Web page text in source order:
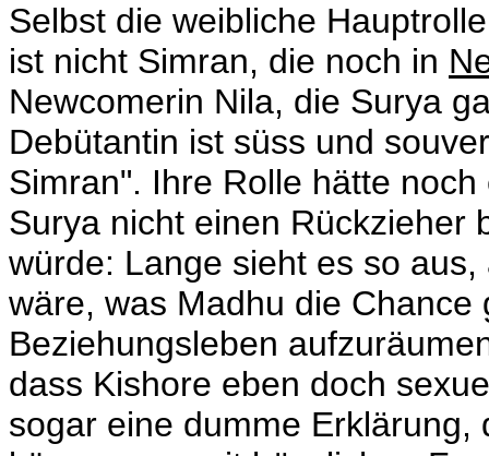
Selbst die weibliche
ist nicht Simran, die noch in
Newcomerin Nila, die Surya
Debütantin ist süss und
Simran". Ihre Rolle hätte
Surya nicht einen Rückzieher
würde: Lange sieht es so
wäre, was Madhu die
Beziehungsleben
dass Kishore eben doch
sogar eine dumme